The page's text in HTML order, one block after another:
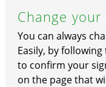
Change
You can always
Easily, by
to confirm your
on the page that